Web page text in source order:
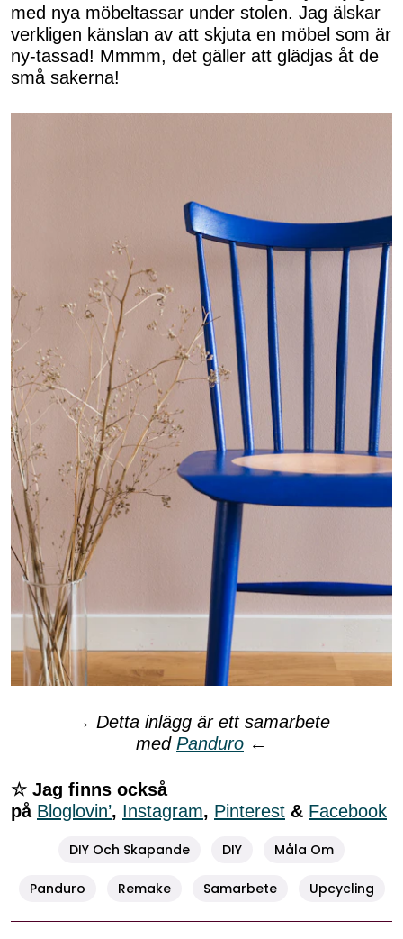
med nya möbeltassar under stolen. Jag älskar
verkligen känslan av att skjuta en möbel som är
ny-tassad! Mmmm, det gäller att glädjas åt de
små sakerna!
→ Detta inlägg är ett samarbete
med Panduro ←
☆ Jag finns också
på Bloglovin’, Instagram, Pinterest & Facebook
DIY Och Skapande DIY Måla Om
Panduro Remake Samarbete Upcycling